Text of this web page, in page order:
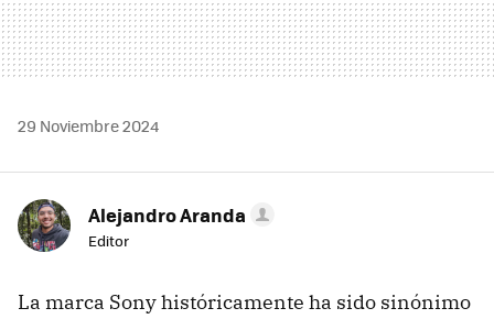
29 Noviembre 2024
Alejandro Aranda
Editor
La marca Sony históricamente ha sido sinónimo